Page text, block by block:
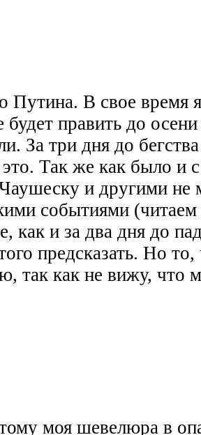
Путина. В свое время
будет править до
За три дня до
это. Так же как было и
и другими не
событиями
как и за два дня до
предсказать. Но
так как не вижу, что
моя шевелюра в